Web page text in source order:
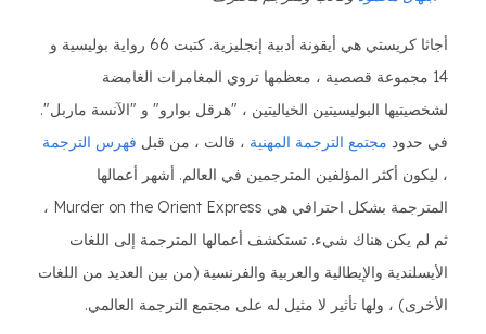
أجاثا كريستي هي أيقونة أدبية إنجليزية. كتبت 66 رواية بوليسية و
14 مجموعة قصصية ، معظمها تروي المغامرات الغامضة
لشخصيتيها البوليسيتين الخياليتين ، "هرقل بوارو" و "الآنسة ماربل".
في حدودمجتمع الترجمة المهنية ، قالت ، من قبل فهرس الترجمة
، ليكون أكثر المؤلفين المترجمين في العالم. أشهر أعمالها
المترجمة بشكل احترافي هي Murder on the Orient Express ،
ثم لم يكن هناك شيء. تستكشف أعمالها المترجمة إلى اللغات
الأيسلندية والإيطالية والعربية والفرنسية (من بين العديد من اللغات
الأخرى) ، ولها تأثير لا مثيل له على مجتمع الترجمة العالمي.